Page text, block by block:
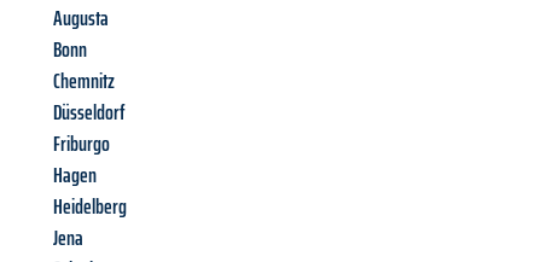
Augusta
Bonn
Chemnitz
Düsseldorf
Friburgo
Hagen
Heidelberg
Jena